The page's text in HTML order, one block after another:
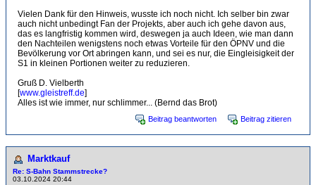
Vielen Dank für den Hinweis, wusste ich noch nicht. Ich selber bin zwar
auch nicht unbedingt Fan der Projekts, aber auch ich gehe davon aus,
das es langfristig kommen wird, deswegen ja auch Ideen, wie man dann
den Nachteilen wenigstens noch etwas Vorteile für den ÖPNV und die
Bevölkerung vor Ort abringen kann, und sei es nur, die Eingleisigkeit der
S1 in kleinen Portionen weiter zu reduzieren.
Gruß D. Vielberth
[www.gleistreff.de]
Alles ist wie immer, nur schlimmer... (Bernd das Brot)
Beitrag beantworten Beitrag zitieren
Marktkauf
Re: S-Bahn Stammstrecke?
03.10.2024 20:44